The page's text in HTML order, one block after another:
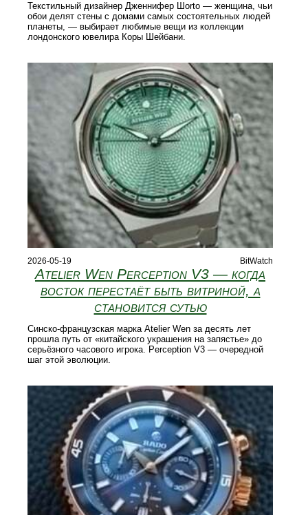
Текстильный дизайнер Дженнифер Шorto — женщина, чьи
обои делят стены с домами самых состоятельных людей
планеты, — выбирает любимые вещи из коллекции
лондонского ювелира Коры Шейбани.
2026-05-19 BitWatch
Atelier Wen Perception V3 — когда
восток перестаёт быть витриной, а
становится сутью
Синско-французская марка Atelier Wen за десять лет
прошла путь от «китайского украшения на запястье» до
серьёзного часового игрока. Perception V3 — очередной
шаг этой эволюции.